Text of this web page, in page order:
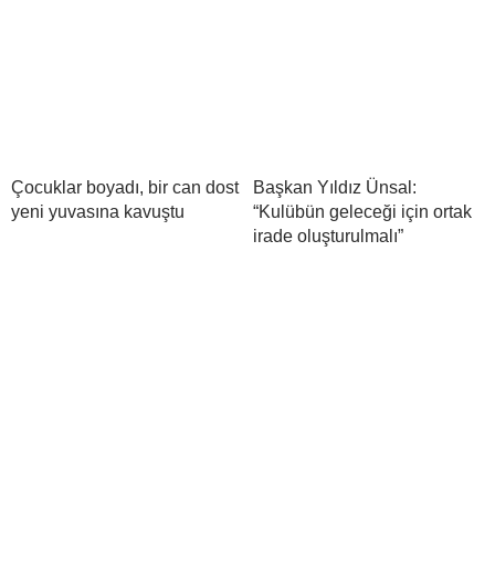
Çocuklar boyadı, bir can dost
yeni yuvasına kavuştu
Başkan Yıldız Ünsal:
“Kulübün geleceği için ortak
irade oluşturulmalı”